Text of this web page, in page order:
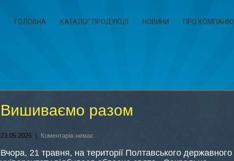
ГОЛОВНА КАТАЛОГ ПРОДУКЦІЇ НОВИНИ ПРО КОМПАНІЮ
Вишиваємо разом
23.05.2026 Коментарів немає
Вчора, 21 травня, на території Полтавського державного